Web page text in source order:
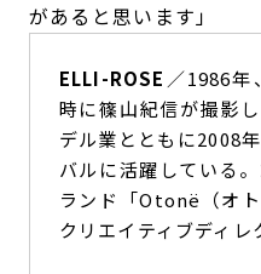
があると思います」
ELLI-ROSE ／1986年
時に篠山紀信が撮影
デル業とともに2008
バルに活躍している
ランド「Otonë（オ
クリエイティブディレ